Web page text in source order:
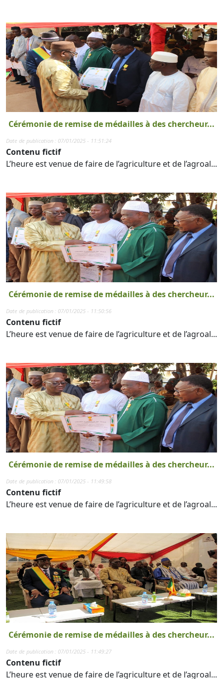
Cérémonie de remise de médailles à des chercheur...
Date de publication : 07/01/2025 - 11:51:24
Contenu fictif
L’heure est venue de faire de l’agriculture et de l’agroal...
Cérémonie de remise de médailles à des chercheur...
Date de publication : 07/01/2025 - 11:50:56
Contenu fictif
L’heure est venue de faire de l’agriculture et de l’agroal...
Cérémonie de remise de médailles à des chercheur...
Date de publication : 07/01/2025 - 11:49:58
Contenu fictif
L’heure est venue de faire de l’agriculture et de l’agroal...
Cérémonie de remise de médailles à des chercheur...
Date de publication : 07/01/2025 - 11:49:27
Contenu fictif
L’heure est venue de faire de l’agriculture et de l’agroal...